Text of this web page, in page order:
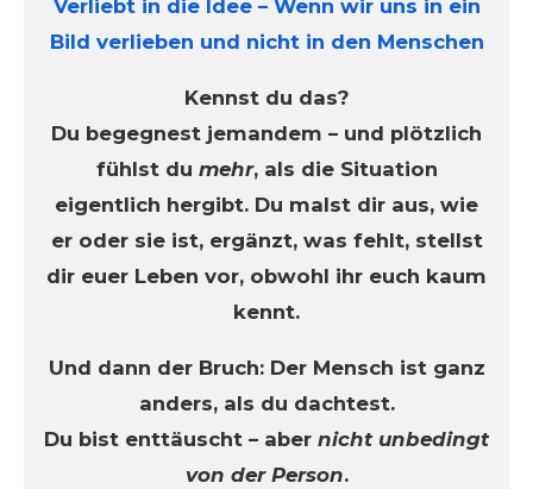
Verliebt in die Idee – Wenn wir uns in ein
Bild verlieben und nicht in den Menschen
Kennst du das?
Du begegnest jemandem – und plötzlich
fühlst du mehr, als die Situation
eigentlich hergibt. Du malst dir aus, wie
er oder sie ist, ergänzt, was fehlt, stellst
dir euer Leben vor, obwohl ihr euch kaum
kennt.
Und dann der Bruch: Der Mensch ist ganz
anders, als du dachtest.
Du bist enttäuscht – aber nicht unbedingt
von der Person.